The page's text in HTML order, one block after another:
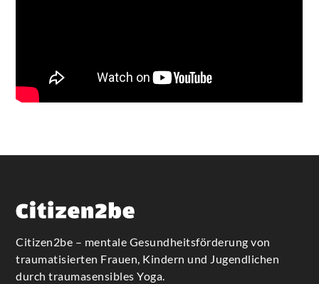
Citizen2be – mentale Gesundheitsförderung von
traumatisierten Frauen, Kindern und Jugendlichen
durch traumasensibles Yoga.